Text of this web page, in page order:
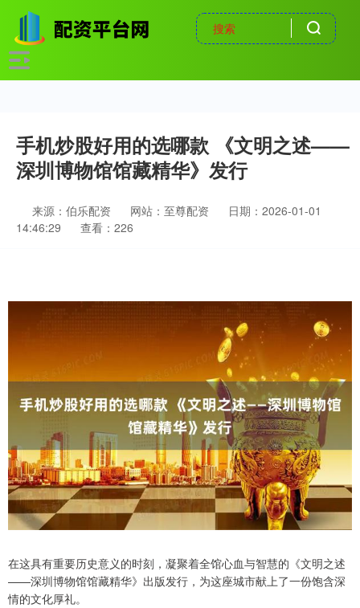
手机炒股好用的选哪款 《文明之述——
深圳博物馆馆藏精华》发行
来源：伯乐配资 网站：至尊配资
日期：2026-01-01
14:46:29
查看：226
在这具有重要历史意义的时刻，凝聚着全馆心血与智慧的《文明之述
——深圳博物馆馆藏精华》出版发行，为这座城市献上了一份饱含深
情的文化厚礼。